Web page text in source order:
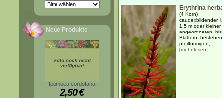
Neue Produkte
Ipomoea cordofana
2,50€
Erythrina
(4 Korn)
caudexbildender,
1,5 m oder
angeordneten,
Blättern,
pfeilförmigen, ...
[mehr lesen]